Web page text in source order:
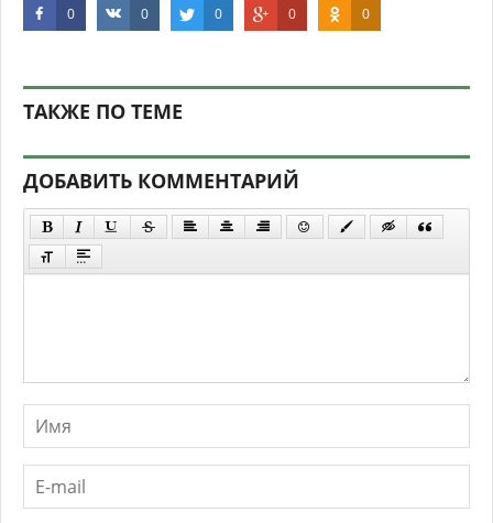
0 0 0 0 0
ТАКЖЕ ПО ТЕМЕ
ДОБАВИТЬ КОММЕНТАРИЙ